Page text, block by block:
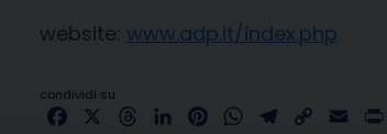
website: www.adp.it/index.php
condividi su
FacebookThreadsLinkedInPinterestWhatsApp
Telegram
Copy Email